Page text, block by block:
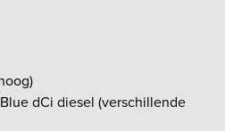
dCi diesel (verschillende